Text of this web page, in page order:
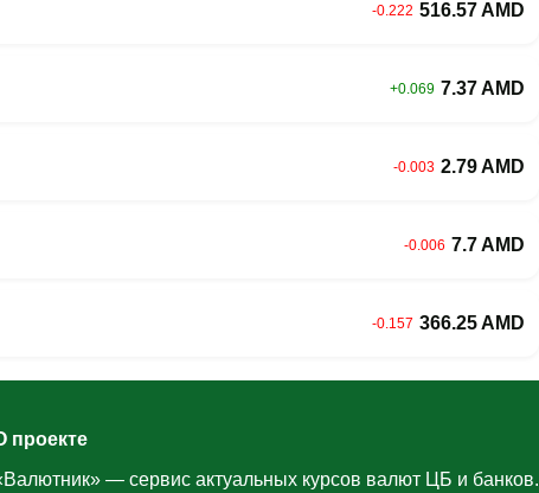
-0.222 516.57 AMD
+0.069 7.37 AMD
-0.003 2.79 AMD
-0.006 7.7 AMD
-0.157 366.25 AMD
проекте
— сервис актуальных курсов валют ЦБ и банков.